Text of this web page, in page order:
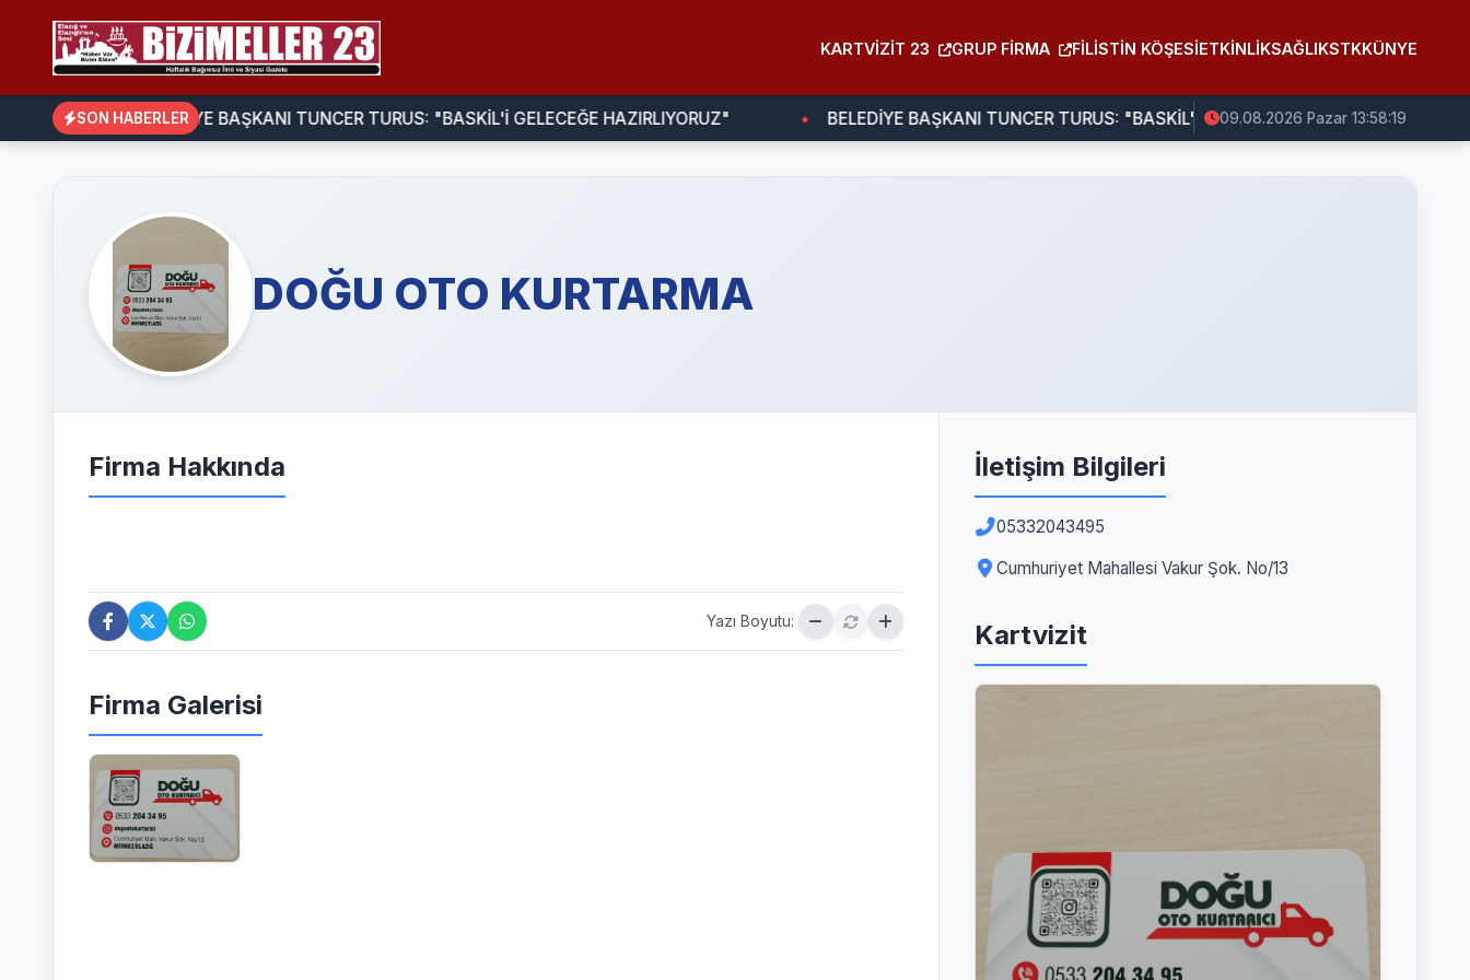
KARTVIZIT 23 GRUP FIRMA FILISTIN KÖŞESIETKINLIKSAĞLIKSTKKÜNYE
SON HABERLER
BELEDİYE BAŞKANI TUNCER TURUS: "BASKİL'İ GELECEĞE HAZIRLIYORUZ" BELEDİYE BAŞKANI TUNCER TURUS: "BASKİL'İ GELECEĞE HAZIRLIYORUZ"
09.08.2026 Pazar 13:58:19
DOĞU OTO KURTARMA
Firma Hakkında
Yazı Boyutu:
Firma Galerisi
İletişim Bilgileri
05332043495
Cumhuriyet Mahallesi Vakur Şok. No/13
Kartvizit